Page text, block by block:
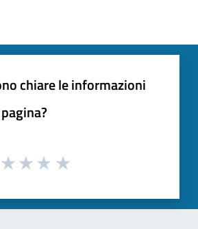
chiare le informazioni